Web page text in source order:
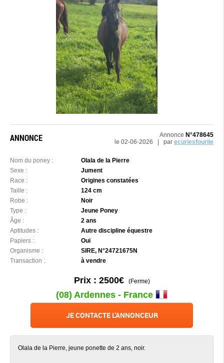
ANNONCE Annonce N°478645
le 02-06-2026 | par ecuriesfourile
Nom du poney :
Olala de la Pierre
Sexe :
Jument
Race :
Origines constatées
Taille :
124 cm
Robe :
Noir
Type :
Jeune Poney
Âge :
2 ans
Aptitudes :
Autre discipline équestre
Papiers :
Oui
Organisme :
SIRE, N°24721675N
Transaction :
à vendre
Prix : 2500€(Ferme)
(08) Ardennes - France
JE CONTACTE L'ANNONCEUR
Olala de la Pierre, jeune ponette de 2 ans, noir.